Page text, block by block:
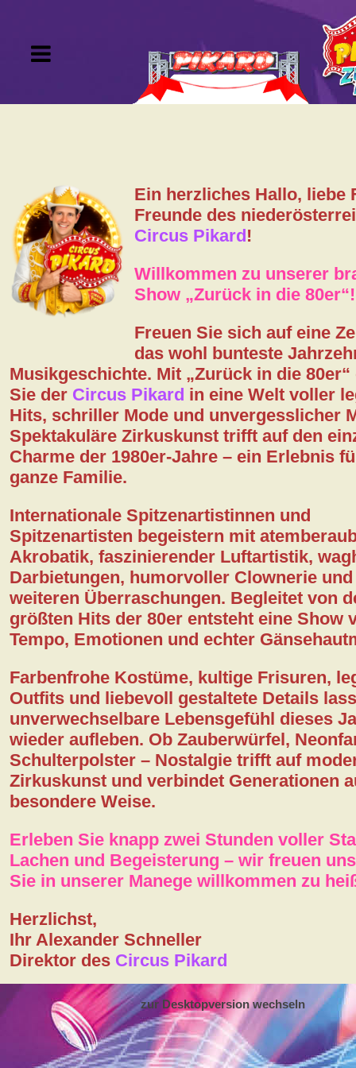
Ein herzliches Hallo, liebe
Freunde des
Circus Pikard!
Willkommen zu unserer
Show „Zurück in die 80er“!
Freuen Sie sich auf eine
das wohl bunteste
Musikgeschichte. Mit „Zurück in die 80er“
Sie der Circus Pikard in eine Welt voller
Hits, schriller Mode und unvergesslicher
Spektakuläre Zirkuskunst trifft auf den
Charme der 1980er-Jahre – ein Erlebnis
ganze Familie.
Internationale Spitzenartistinnen und
Spitzenartisten begeistern mit
Akrobatik, faszinierender Luftartistik,
Darbietungen, humorvoller Clownerie
weiteren Überraschungen. Begleitet von
größten Hits der 80er entsteht eine Show
Tempo, Emotionen und echter
Farbenfrohe Kostüme, kultige Frisuren,
Outfits und liebevoll gestaltete Details
unverwechselbare Lebensgefühl dieses
wieder aufleben. Ob Zauberwürfel,
Schulterpolster – Nostalgie trifft auf
Zirkuskunst und verbindet Generationen
besondere Weise.
Erleben Sie knapp zwei Stunden voller
Lachen und Begeisterung – wir freuen
Sie in unserer Manege willkommen zu
Herzlichst,
Ihr Alexander Schneller
Direktor des Circus Pikard
Tournee
VIP-Kartei
Gutscheine
Artisten
Gästebuch
Kontakt
DSGVO
zur Desktopversion wechseln